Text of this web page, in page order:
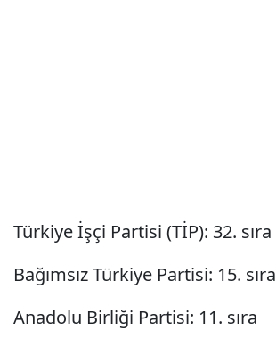
Türkiye İşçi Partisi (TİP): 32. sıra
Bağımsız Türkiye Partisi: 15. sıra
Anadolu Birliği Partisi: 11. sıra